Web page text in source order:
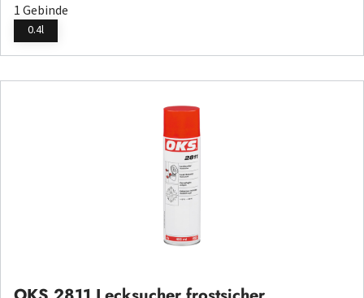
1 Gebinde
0.4l